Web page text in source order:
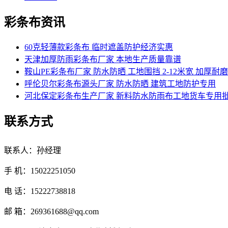
彩条布资讯
60克轻薄款彩条布 临时遮盖防护经济实惠
天津加厚防雨彩条布厂家 本地生产质量靠谱
鞍山PE彩条布厂家 防水防晒 工地围挡 2-12米宽 加厚耐磨
呼伦贝尔彩条布源头厂家 防水防晒 建筑工地防护专用
河北保定彩条布生产厂家 新料防水防雨布工地货车专用
联系方式
联系人：孙经理
手 机：15022251050
电 话：15222738818
邮 箱：269361688@qq.com